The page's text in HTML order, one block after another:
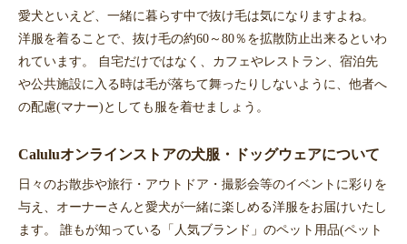
愛犬といえど、一緒に暮らす中で抜け毛は気になりますよね。
洋服を着ることで、抜け毛の約60～80％を拡散防止出来るといわ
れています。 自宅だけではなく、カフェやレストラン、宿泊先
や公共施設に入る時は毛が落ちて舞ったりしないように、他者へ
の配慮(マナー)としても服を着せましょう。
Caluluオンラインストアの犬服・ドッグウェアについて
日々のお散歩や旅行・アウトドア・撮影会等のイベントに彩りを
与え、オーナーさんと愛犬が一緒に楽しめる洋服をお届けいたし
ます。 誰もが知っている「人気ブランド」のペット用品(ペット